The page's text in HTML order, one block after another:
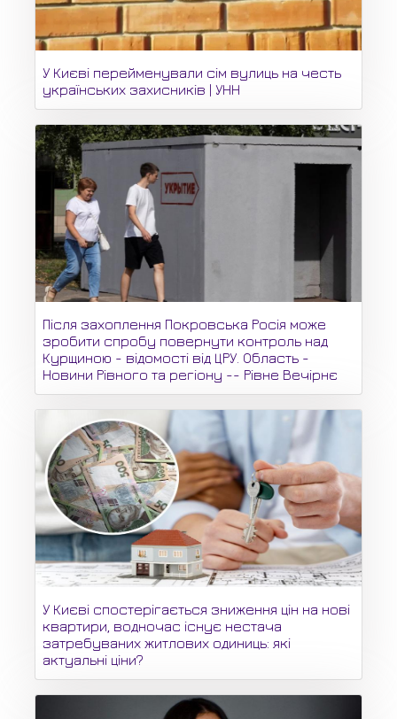
У Києві перейменували сім вулиць на честь
українських захисників | УНН
Після захоплення Покровська Росія може
зробити спробу повернути контроль над
Курщиною - відомості від ЦРУ. Область -
Новини Рівного та регіону -- Рівне Вечірнє
У Києві спостерігається зниження цін на нові
квартири, водночас існує нестача
затребуваних житлових одиниць: які
актуальні ціни?